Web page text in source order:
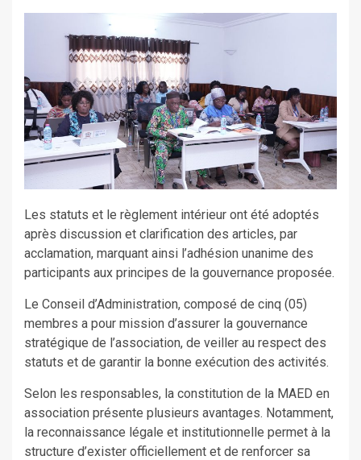
Les statuts et le règlement intérieur ont été adoptés
après discussion et clarification des articles, par
acclamation, marquant ainsi l’adhésion unanime des
participants aux principes de la gouvernance proposée.
Le Conseil d’Administration, composé de cinq (05)
membres a pour mission d’assurer la gouvernance
stratégique de l’association, de veiller au respect des
statuts et de garantir la bonne exécution des activités.
Selon les responsables, la constitution de la MAED en
association présente plusieurs avantages. Notamment,
la reconnaissance légale et institutionnelle permet à la
structure d’exister officiellement et de renforcer sa